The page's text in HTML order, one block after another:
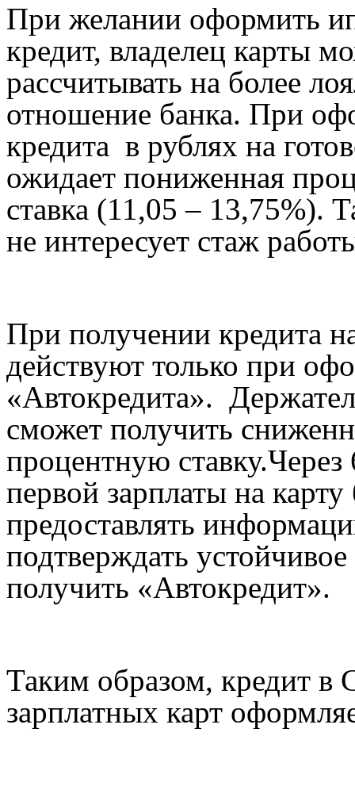
При желании оформить
кредит, владелец карты
рассчитывать на более
отношение банка. При
кредита в рублях на
ожидает пониженная
ставка (11,05 – 13,75%).
не интересует стаж
При получении кредита
действуют только при
«Автокредита».
сможет получить
процентную
первой зарплаты на
предоставлять
подтверждать
получить «Автокредит».
Таким образом, кредит в
зарплатных карт